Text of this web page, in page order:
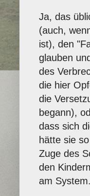
Ja, das
(auch,
ist), den
glauben
des
die hier
die
begann),
dass sich
hätte sie
Zuge des
den
am System.